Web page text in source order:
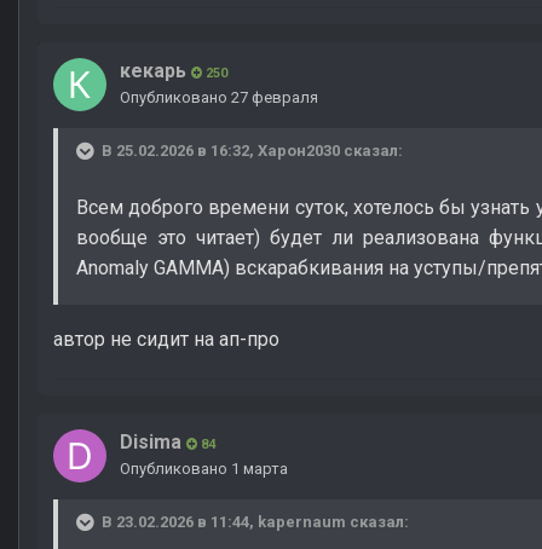
кекарь 250
Опубликовано 27 февраля
В 25.02.2026 в 16:32, Харон2030 сказал:
Всем доброго времени суток, хотелось бы
вообще это читает) будет ли реализована
Anomaly GAMMA) вскарабкивания на уступы/
автор не сидит на ап-про
Disima 84
Опубликовано 1 марта
В 23.02.2026 в 11:44, kapernaum сказал: